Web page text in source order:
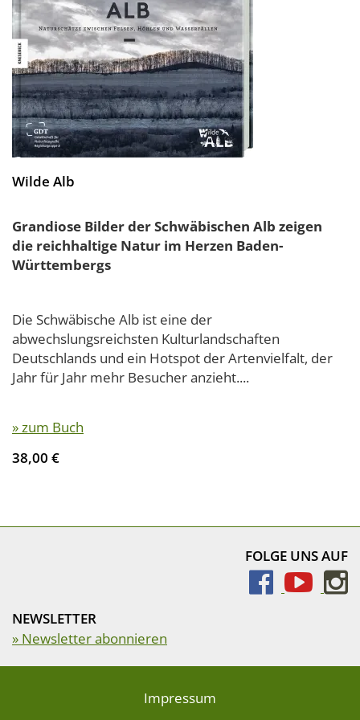
Wilde Alb
Grandiose Bilder der Schwäbischen Alb zeigen
die reichhaltige Natur im Herzen Baden-
Württembergs
Die Schwäbische Alb ist eine der
abwechslungsreichsten Kulturlandschaften
Deutschlands und ein Hotspot der Artenvielfalt, der
Jahr für Jahr mehr Besucher anzieht....
» zum Buch
38,00 €
FOLGE UNS AUF
NEWSLETTER
» Newsletter abonnieren
Impressum